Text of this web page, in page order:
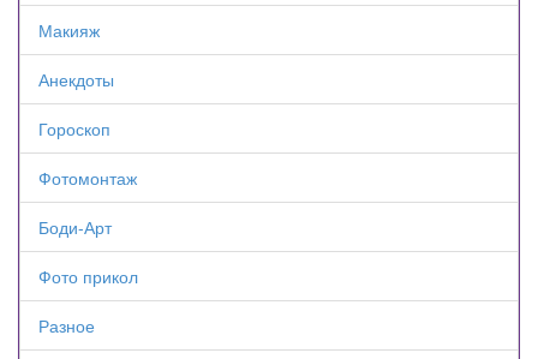
Макияж
Анекдоты
Гороскоп
Фотомонтаж
Боди-Арт
Фото прикол
Разное